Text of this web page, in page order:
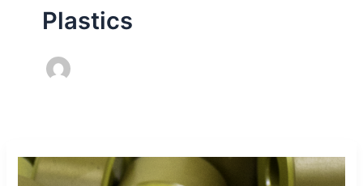
Plastics
PAI